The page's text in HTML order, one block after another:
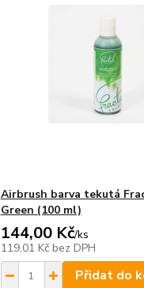
Airbrush barva tekutá
Green (100 ml)
144,00 Kč/ks
119,01 Kč bez DPH
Přidat do